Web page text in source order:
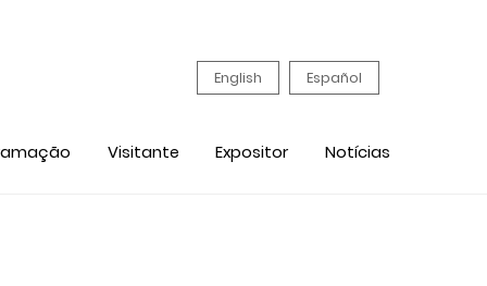
English Español
Visitante Expositor Notícias